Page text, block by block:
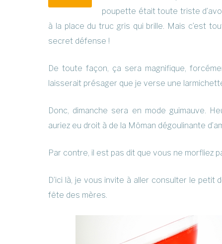
poupette était toute triste
à la place du truc gris qui brille. Mais c’est
secret défense !
De toute façon, ça sera magnifique,
laisserait présager que je verse une
Donc, dimanche sera en mode guimauve.
auriez eu droit à de la Môman dégoulinante
Par contre, il est pas dit que vous ne morfliez
D’ici là, je vous invite à aller consulter le petit
fête des mères.